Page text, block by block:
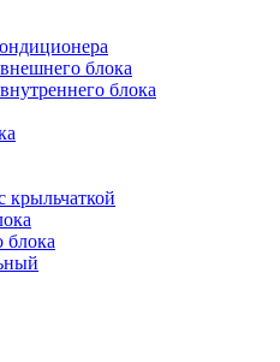
блока
блока
крыльчаткой
блока